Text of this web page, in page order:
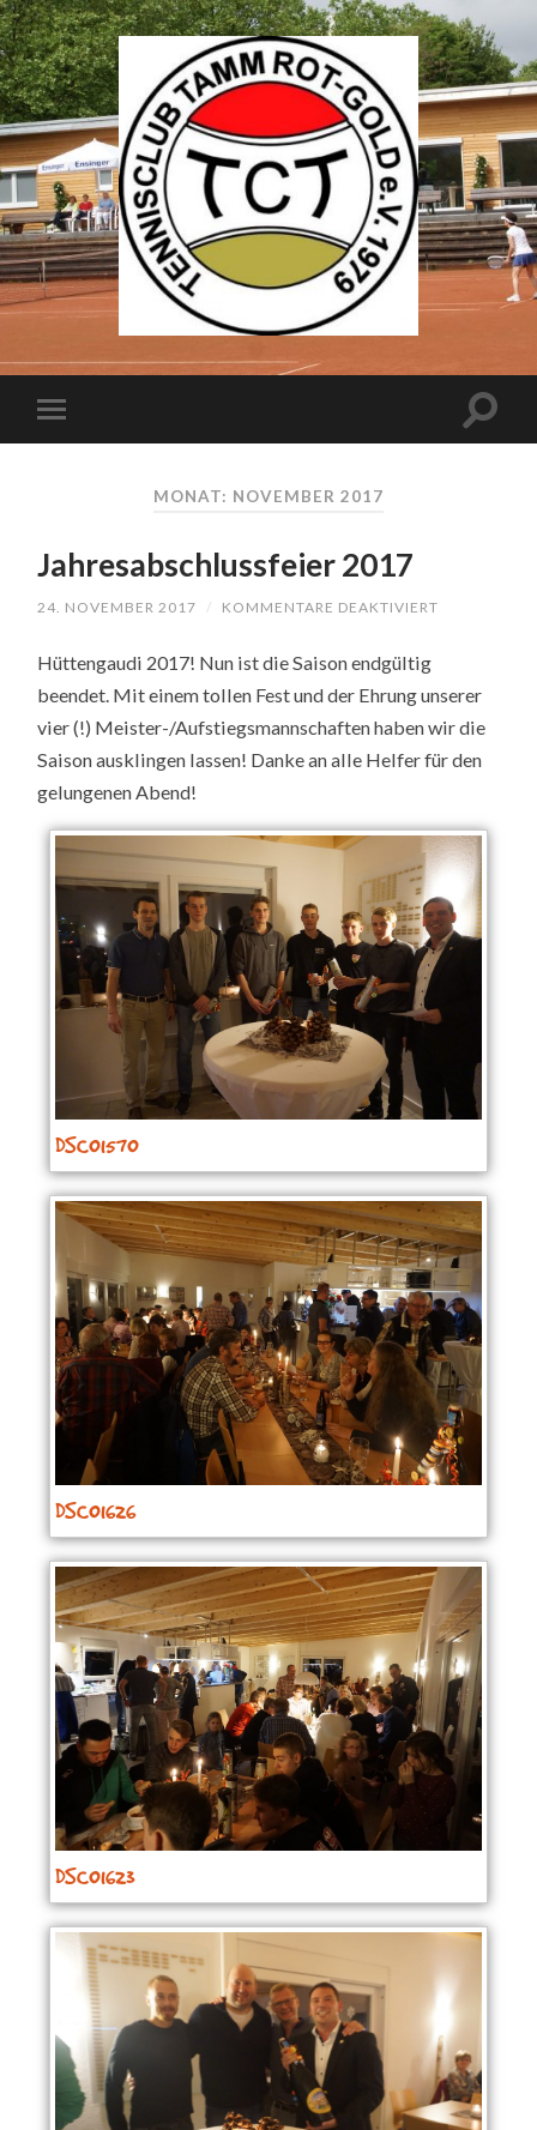
MONAT: NOVEMBER 2017
Jahresabschlussfeier 2017
24. NOVEMBER 2017 / KOMMENTARE DEAKTIVIERT
Hüttengaudi 2017! Nun ist die Saison endgültig
beendet. Mit einem tollen Fest und der Ehrung unserer
vier (!) Meister-/Aufstiegsmannschaften haben wir die
Saison ausklingen lassen! Danke an alle Helfer für den
gelungenen Abend!
DSC01570
DSC01626
DSC01623